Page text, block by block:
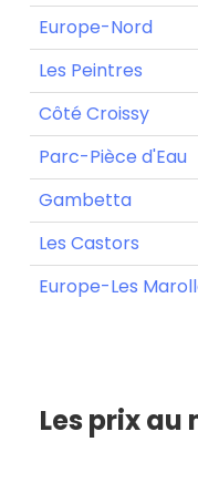
Europe-Nord
Les Peintres
Côté Croissy
Parc-Pièce d'Eau
Gambetta
Les Castors
Europe-Les
Les prix au